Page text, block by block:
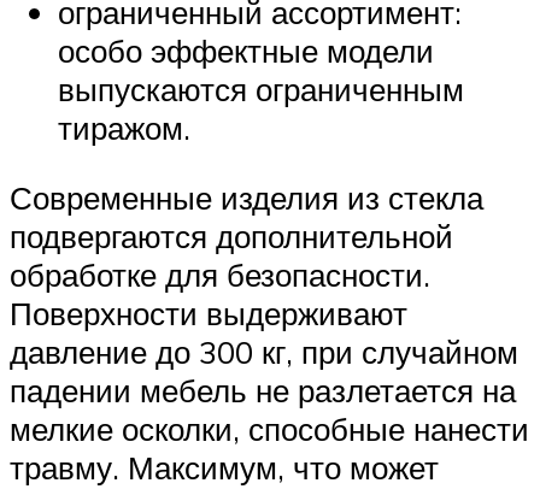
ограниченный ассортимент:
особо эффектные модели
выпускаются ограниченным
тиражом.
Современные изделия из стекла
подвергаются дополнительной
обработке для безопасности.
Поверхности выдерживают
давление до 300 кг, при случайном
падении мебель не разлетается на
мелкие осколки, способные нанести
травму. Максимум, что может